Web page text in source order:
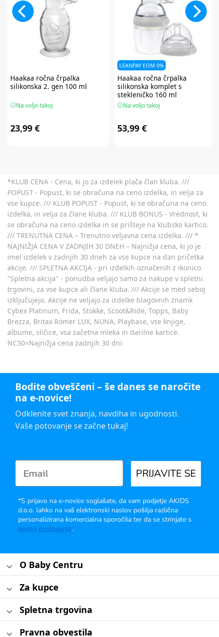
Haakaa ročna črpalka
silikonska 2. gen 100 ml
Na voljo takoj
23,99 €
LEANPAY EOM 0%
Haakaa ročna črpalka
silikonska komplet s
stekleničko 160 ml
Na voljo takoj
53,99 €
*KLUB CENA - Cena, ki jo za izdelek plača član kluba. ///
POPUST - Popust, ki se obračuna na ceno izdelka, in velja za
vse kupce. /// KLUB POPUST - Popust, ki se obračuna na ceno
izdelka, in velja za člane kluba. /// KLUB BONUS - Vrednost, ki
se obračuna na ceno izdelka in se prišteje na klubsko kartico.
/// TRENUTNA CENA – Trenutno veljavna cena izdelka. /// *
NAJNIŽJA CENA V ZADNJIH 30 DNEH – Najnižja cena, ki jo je
imel izdelek v zadnjih 30 dneh za vse kupce na dan pričetka
akcije. /// SPLETNA AKCIJA - pri izdelkih označenih z ikonico
"Spletna akcija" - ponudba veljajo samo za nakupe v spletni
trgovini, za vse kupce ali člane kluba. /// Akcije se med seboj
izključujejo. Akcije ne veljajo za izdelke blagovnih znamk
Cybex Platinum, Frida, Stokke, Scoot&Ride, Topps, Baby
Brezza, Britax Römer LUX, NUNA, Playbase, vse knjige,
albume, sličice, vsa začetna mleka in darilne kartice.
NC30=Najnižja cena zadnjih 30 dni
Bodite obveščeni – še danes se naročite
na e-novice!
Odklenite svet znanja, navdiha in ugodnosti.
Vaše potovanje se začne tukaj!
PRIJAVITE SE
*S prijavo na e-novice soglašate, da vam podjetje AKIDS
d.o.o. lahko na vaš elektronski naslov pošilja različna
personalizirana komercialna sporočila ter da se strinjate s
pogoji poslovanja.
O Baby Centru
Za kupce
Spletna trgovina
Pravna obvestila